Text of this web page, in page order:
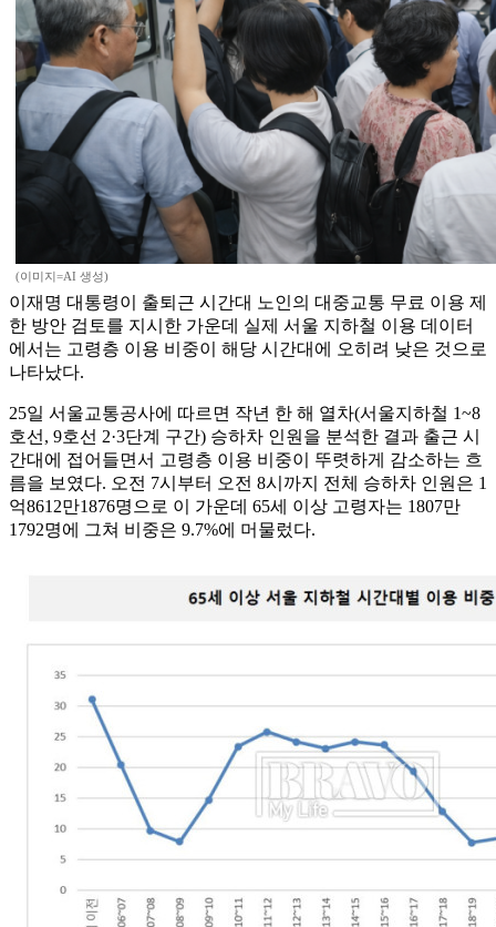
(이미지=AI 생성)
이재명 대통령이 출퇴근 시간대 노인의 대중교통 무료 이용 제
한 방안 검토를 지시한 가운데 실제 서울 지하철 이용 데이터
에서는 고령층 이용 비중이 해당 시간대에 오히려 낮은 것으로
나타났다.
25일 서울교통공사에 따르면 작년 한 해 열차(서울지하철 1~8
호선, 9호선 2·3단계 구간) 승하차 인원을 분석한 결과 출근 시
간대에 접어들면서 고령층 이용 비중이 뚜렷하게 감소하는 흐
름을 보였다. 오전 7시부터 오전 8시까지 전체 승하차 인원은 1
억8612만1876명으로 이 가운데 65세 이상 고령자는 1807만
1792명에 그쳐 비중은 9.7%에 머물렀다.